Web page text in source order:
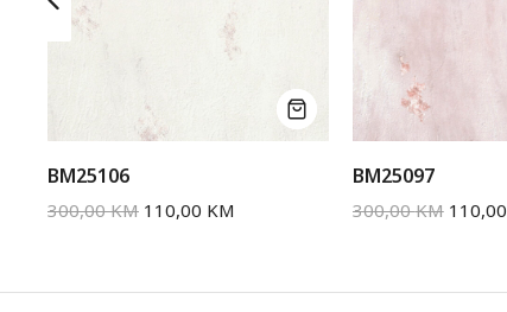
BM25106
300,00KM 110,00 KM
BM25097
300,00KM 110,00